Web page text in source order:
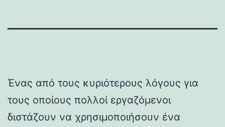
Ένας από τους κυριότερους λόγους για
τους οποίους πολλοί εργαζόμενοι
διστάζουν να χρησιμοποιήσουν ένα